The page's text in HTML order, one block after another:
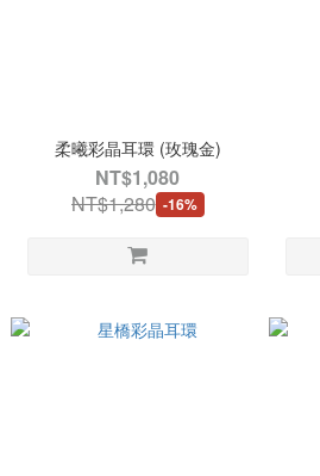
柔曦彩晶耳環 (玫瑰金)
NT$1,080
NT$1,280 -16%